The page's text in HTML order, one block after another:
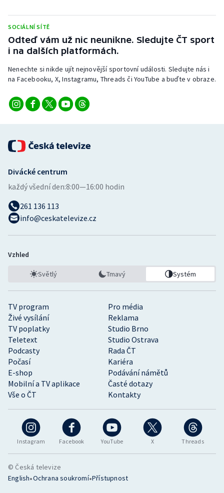
SOCIÁLNÍ SÍTĚ
Odteď vám už nic neunikne. Sledujte ČT sport
i na dalších platformách.
Nenechte si nikde ujít nejnovější sportovní události. Sledujte nás i
na Facebooku, X, Instagramu, Threads či YouTube a buďte v obraze.
Instagram Facebook YouTube X Threads
TV program
Pro média
Živé vysílání
Reklama
TV poplatky
Studio Brno
Teletext
Studio Ostrava
Podcasty
Rada ČT
Počasí
Kariéra
E-shop
Podávání námětů
Mobilní a TV aplikace
Časté dotazy
Vše o ČT
Kontakty
Divácké centrum
každý všední den:8:00—16:00 hodin
261 136 113
info@ceskatelevize.cz
Vzhled
Světlý Tmavý Systém
© Česká televize
English•Ochrana soukromí•Přístupnost